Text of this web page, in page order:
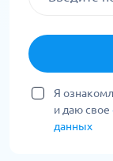
Я
и даю свое
данных